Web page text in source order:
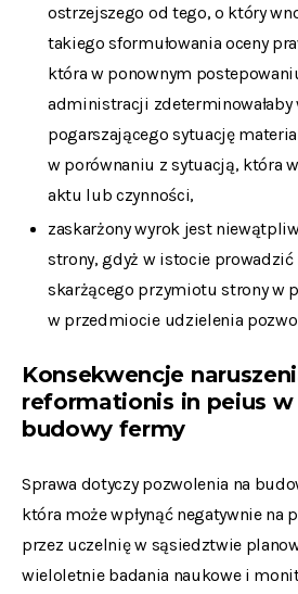
ostrzejszego od tego, o który
takiego sformułowania oceny
która w ponownym
administracji zdeterminowałaby
pogarszającego sytuację
w porównaniu z sytuacją, która
aktu lub czynności,
zaskarżony wyrok jest
strony, gdyż w istocie
skarżącego przymiotu strony w
w przedmiocie udzielenia
Konsekwencje
reformationis in peius w
budowy fermy
Sprawa dotyczy pozwolenia na
która może wpłynąć negatywnie na
przez uczelnię w sąsiedztwie
wieloletnie badania naukowe i